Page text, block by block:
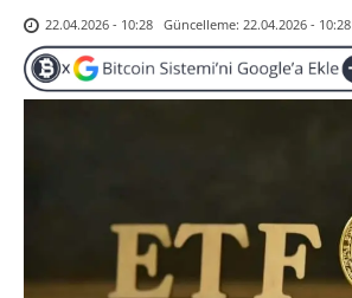
22.04.2026 - 10:28 Güncelleme: 22.04.2026 - 10:28